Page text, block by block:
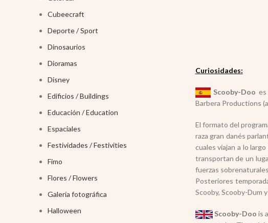
Curiosidades:
Scooby-Doo
Barbera Productions
El formato del
raza gran danés
cuales viajan a lo
transportan de un
fuerzas
Posteriores
Scooby, Scooby-Dum
Scooby-Doo is
Cubeecraft
Deporte / Sport
Dinosaurios
Dioramas
Disney
Edificios / Buildings
Educación / Education
Espaciales
Festividades / Festivities
Fimo
Flores / Flowers
Galería fotográfica
Halloween